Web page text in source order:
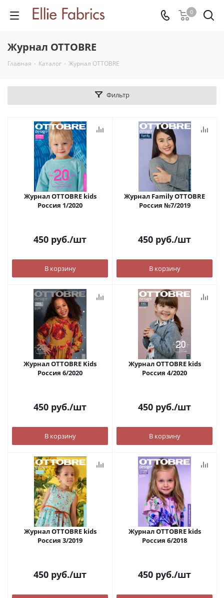
0
Журнал OTTOBRE
Главная - Каталог - Журнал OTTOBRE
Фильтр
Журнал OTTOBRE kids
Россия 1/2020
450 руб./шт
В корзину
Журнал Family OTTOBRE
Россия №7/2019
450 руб./шт
В корзину
Журнал OTTOBRE Kids
Россия 6/2020
450 руб./шт
В корзину
Журнал OTTOBRE kids
Россия 4/2020
450 руб./шт
В корзину
Журнал OTTOBRE kids
Россия 3/2019
450 руб./шт
Журнал OTTOBRE kids
Россия 6/2018
450 руб./шт